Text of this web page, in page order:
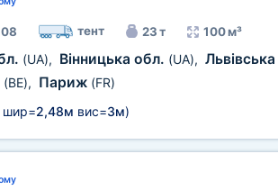
тент 23 т 100 м³
(UA), Вінницька обл. (UA),
(BE), Париж (FR)
шир=2,48м вис=3м)